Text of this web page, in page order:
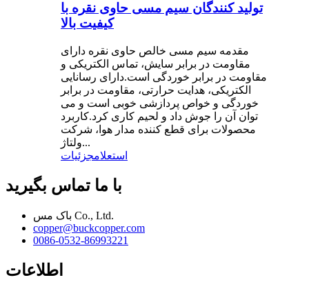
تولید کنندگان سیم مسی حاوی نقره با
کیفیت بالا
مقدمه سیم مسی خالص حاوی نقره دارای
مقاومت در برابر سایش، تماس الکتریکی و
مقاومت در برابر خوردگی است.دارای رسانایی
الکتریکی، هدایت حرارتی، مقاومت در برابر
خوردگی و خواص پردازشی خوبی است و می
توان آن را جوش داد و لحیم کاری کرد.کاربرد
محصولات برای قطع کننده مدار هوا، شرکت
ولتاژ...
استعلامجزئیات
با ما تماس بگیرید
باک مس Co., Ltd.
copper@buckcopper.com
0086-0532-86993221
اطلاعات